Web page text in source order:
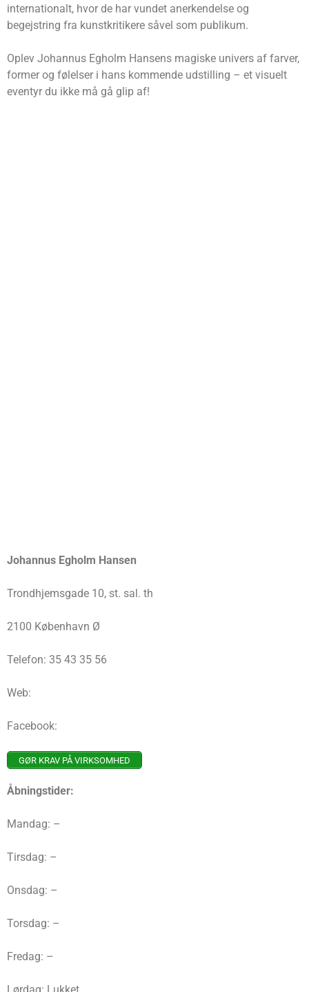
internationalt, hvor de har vundet anerkendelse og
begejstring fra kunstkritikere såvel som publikum.
Oplev Johannus Egholm Hansens magiske univers af farver,
former og følelser i hans kommende udstilling – et visuelt
eventyr du ikke må gå glip af!
Johannus Egholm Hansen
Trondhjemsgade 10, st. sal. th
2100 København Ø
Telefon: 35 43 35 56
Web:
Facebook:
GØR KRAV PÅ VIRKSOMHED
Åbningstider:
Mandag: –
Tirsdag: –
Onsdag: –
Torsdag: –
Fredag: –